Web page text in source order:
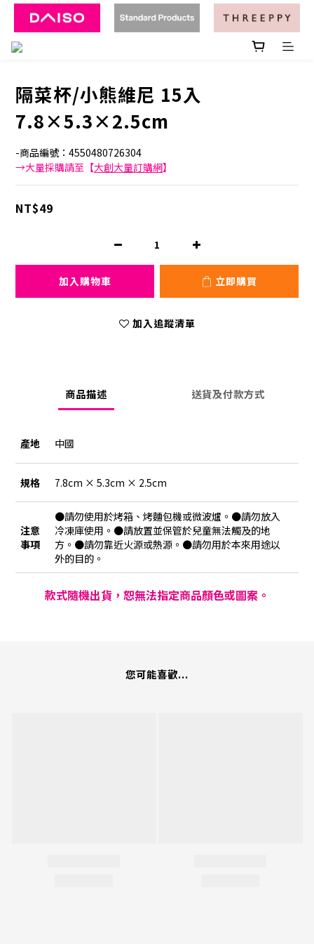
隔菜杯/小熊維尼 15入
7.8×5.3×2.5cm
-商品編號：4550480726304
→大量採購請至【大創大量訂購網】
NT$49
加入購物車 立即購買
加入追蹤清單
商品描述 送貨及付款方式
產地 中國
規格 7.8cm × 5.3cm × 2.5cm
注意
事項
●請勿使用於烤箱、烤麵包機或微波爐。●請勿放入
冷凍庫使用。●請放置並保管於兒童無法觸及的地
方。●請勿靠近火源或熱源。●請勿用於本來用途以
外的目的。
款式隨機出貨，恕無法指定商品顏色或圖案。
您可能喜歡...